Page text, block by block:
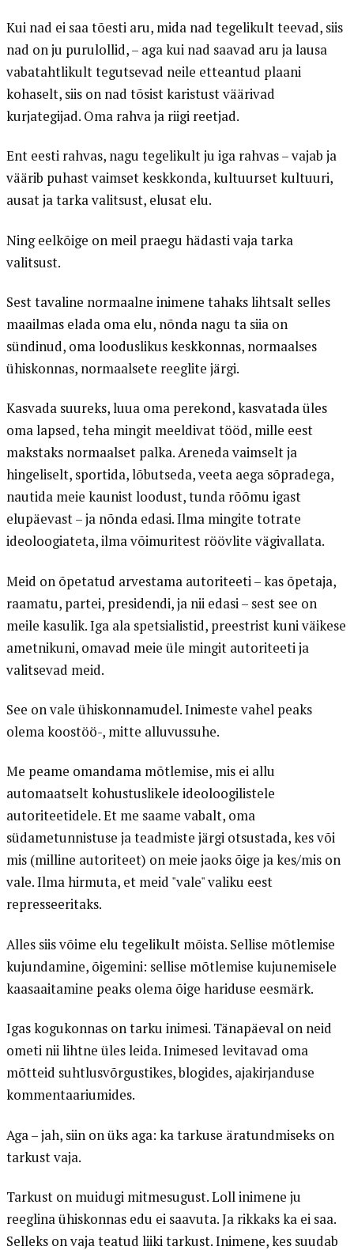
Kui nad ei saa tõesti aru, mida nad tegelikult teevad, siis
nad on ju purulollid, – aga kui nad saavad aru ja lausa
vabatahtlikult tegutsevad neile etteantud plaani
kohaselt, siis on nad tõsist karistust väärivad
kurjategijad. Oma rahva ja riigi reetjad.
Ent eesti rahvas, nagu tegelikult ju iga rahvas – vajab ja
väärib puhast vaimset keskkonda, kultuurset kultuuri,
ausat ja tarka valitsust, elusat elu.
Ning eelkõige on meil praegu hädasti vaja tarka
valitsust.
Sest tavaline normaalne inimene tahaks lihtsalt selles
maailmas elada oma elu, nõnda nagu ta siia on
sündinud, oma looduslikus keskkonnas, normaalses
ühiskonnas, normaalsete reeglite järgi.
Kasvada suureks, luua oma perekond, kasvatada üles
oma lapsed, teha mingit meeldivat tööd, mille eest
makstaks normaalset palka. Areneda vaimselt ja
hingeliselt, sportida, lõbutseda, veeta aega sõpradega,
nautida meie kaunist loodust, tunda rõõmu igast
elupäevast – ja nõnda edasi. Ilma mingite totrate
ideoloogiateta, ilma võimuritest röövlite vägivallata.
Meid on õpetatud arvestama autoriteeti – kas õpetaja,
raamatu, partei, presidendi, ja nii edasi – sest see on
meile kasulik. Iga ala spetsialistid, preestrist kuni väikese
ametnikuni, omavad meie üle mingit autoriteeti ja
valitsevad meid.
See on vale ühiskonnamudel. Inimeste vahel peaks
olema koostöö-, mitte alluvussuhe.
Me peame omandama mõtlemise, mis ei allu
automaatselt kohustuslikele ideoloogilistele
autoriteetidele. Et me saame vabalt, oma
südametunnistuse ja teadmiste järgi otsustada, kes või
mis (milline autoriteet) on meie jaoks õige ja kes/mis on
vale. Ilma hirmuta, et meid "vale" valiku eest
represseeritaks.
Alles siis võime elu tegelikult mõista. Sellise mõtlemise
kujundamine, õigemini: sellise mõtlemise kujunemisele
kaasaaitamine peaks olema õige hariduse eesmärk.
Igas kogukonnas on tarku inimesi. Tänapäeval on neid
ometi nii lihtne üles leida. Inimesed levitavad oma
mõtteid suhtlusvõrgustikes, blogides, ajakirjanduse
kommentaariumides.
Aga – jah, siin on üks aga: ka tarkuse äratundmiseks on
tarkust vaja.
Tarkust on muidugi mitmesugust. Loll inimene ju
reeglina ühiskonnas edu ei saavuta. Ja rikkaks ka ei saa.
Selleks on vaja teatud liiki tarkust. Inimene, kes suudab